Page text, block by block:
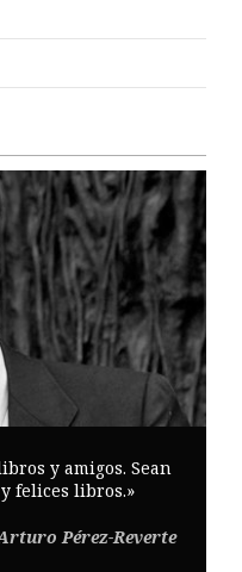
y amigos. Sean
felices libros.»
Pérez-Reverte